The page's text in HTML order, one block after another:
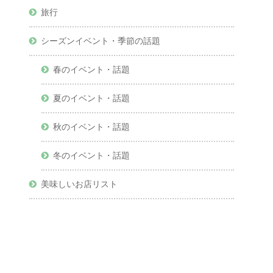
旅行
シーズンイベント・季節の話題
春のイベント・話題
夏のイベント・話題
秋のイベント・話題
冬のイベント・話題
美味しいお店リスト